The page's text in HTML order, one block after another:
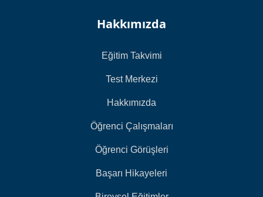
Hakkımızda
Eğitim Takvimi
Test Merkezi
Hakkımızda
Öğrenci Çalışmaları
Öğrenci Görüşleri
Başarı Hikayeleri